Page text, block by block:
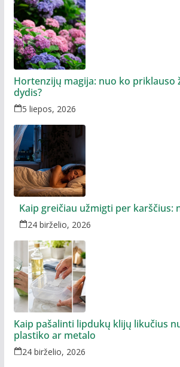
Hortenzijų magija: nuo ko priklauso
dydis?
5 liepos, 2026
Kaip greičiau užmigti per karščius:
24 birželio, 2026
Kaip pašalinti lipdukų klijų likučius
plastiko ar metalo
24 birželio, 2026